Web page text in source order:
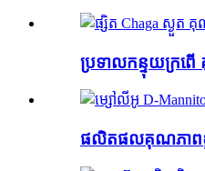
ប្រទាលកន្ទុយក្រព
ផលិតផលគុណភាព